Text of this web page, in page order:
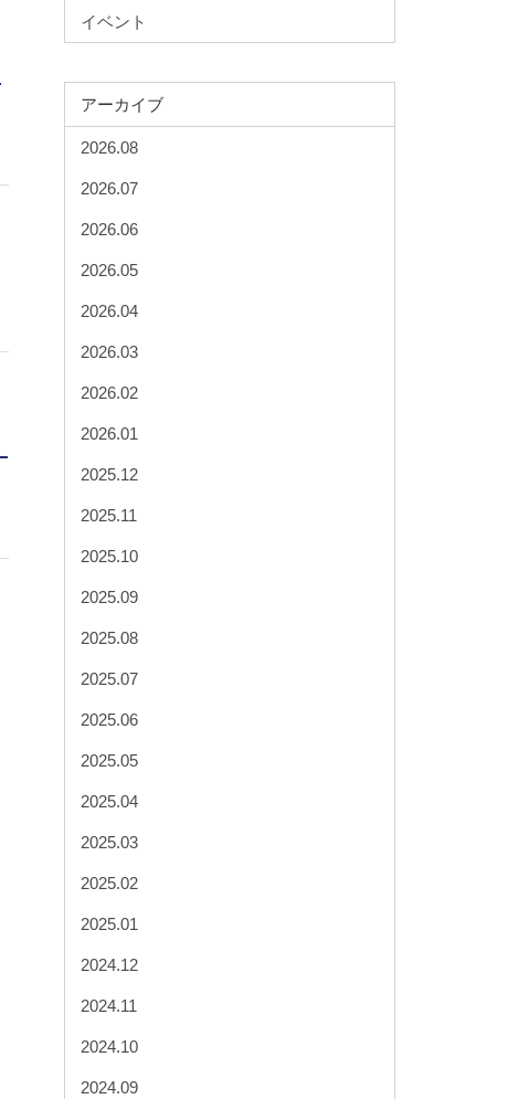
イベント
アーカイブ
2026.08
2026.07
2026.06
2026.05
2026.04
2026.03
2026.02
2026.01
2025.12
2025.11
2025.10
2025.09
2025.08
2025.07
2025.06
2025.05
2025.04
2025.03
2025.02
2025.01
2024.12
2024.11
2024.10
2024.09